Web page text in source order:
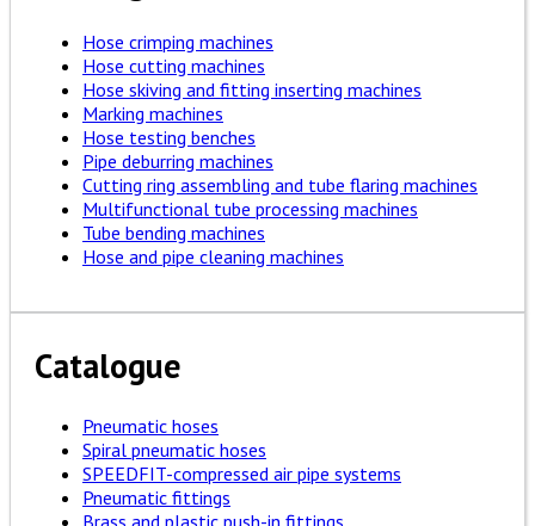
Hose crimping machines
Hose cutting machines
Hose skiving and fitting inserting machines
Marking machines
Hose testing benches
Pipe deburring machines
Cutting ring assembling and tube flaring machines
Multifunctional tube processing machines
Tube bending machines
Hose and pipe cleaning machines
Catalogue
Pneumatic hoses
Spiral pneumatic hoses
SPEEDFIT-compressed air pipe systems
Pneumatic fittings